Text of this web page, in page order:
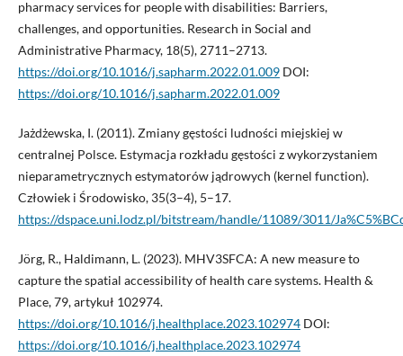
pharmacy services for people with disabilities: Barriers,
challenges, and opportunities. Research in Social and
Administrative Pharmacy, 18(5), 2711–2713.
https://doi.org/10.1016/j.sapharm.2022.01.009DOI:
https://doi.org/10.1016/j.sapharm.2022.01.009
Jażdżewska, I. (2011). Zmiany gęstości ludności miejskiej w
centralnej Polsce. Estymacja rozkładu gęstości z wykorzystaniem
nieparametrycznych estymatorów jądrowych (kernel function).
Człowiek i Środowisko, 35(3–4), 5–17.
https://dspace.uni.lodz.pl/bitstream/handle/11089/3011/
Jörg, R., Haldimann, L. (2023). MHV3SFCA: A new measure to
capture the spatial accessibility of health care systems. Health &
Place, 79, artykuł 102974.
https://doi.org/10.1016/j.healthplace.2023.102974DOI:
https://doi.org/10.1016/j.healthplace.2023.102974